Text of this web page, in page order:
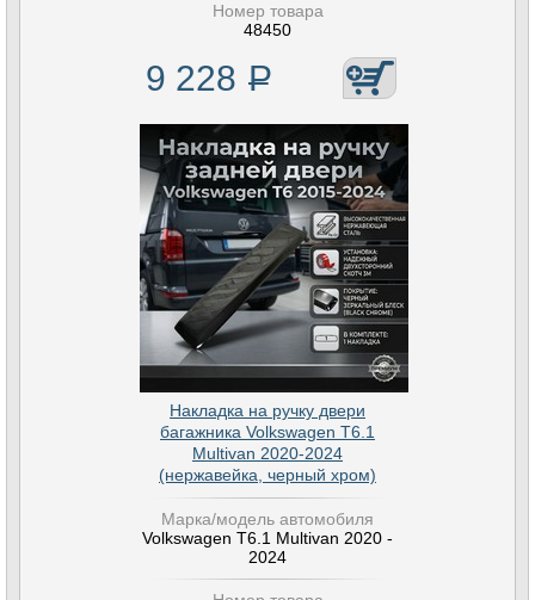
Номер товара
48450
9 228 Р
Накладка на ручку двери
багажника Volkswagen T6.1
Multivan 2020-2024
(нержавейка, черный хром)
Марка/модель автомобиля
Volkswagen T6.1 Multivan 2020 -
2024